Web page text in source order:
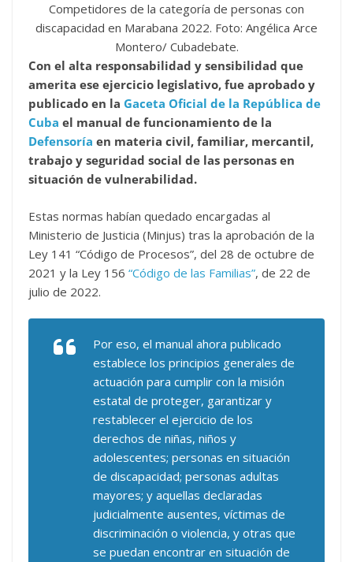
Competidores de la categoría de personas con
discapacidad en Marabana 2022. Foto: Angélica Arce
Montero/ Cubadebate.
Con el alta responsabilidad y sensibilidad que
amerita ese ejercicio legislativo, fue aprobado y
publicado en la Gaceta Oficial de la República de
Cuba el manual de funcionamiento de la
Defensoría en materia civil, familiar, mercantil,
trabajo y seguridad social de las personas en
situación de vulnerabilidad.
Estas normas habían quedado encargadas al
Ministerio de Justicia (Minjus) tras la aprobación de la
Ley 141 ­“Código de Procesos”, del 28 de octubre de
2021 y la Ley 156 “Código de las Familias”, de 22 de
julio de 2022.
Por eso, el manual ahora publicado
establece los principios generales de
actuación para cumplir con la misión
estatal de proteger, garantizar y
restablecer el ejercicio de los
derechos de niñas, niños y
adolescentes; personas en situación
de discapacidad; personas adultas
mayores; y aquellas declaradas
judicialmente ausentes, víctimas de
discriminación o violencia, y otras que
se puedan encontrar en situación de